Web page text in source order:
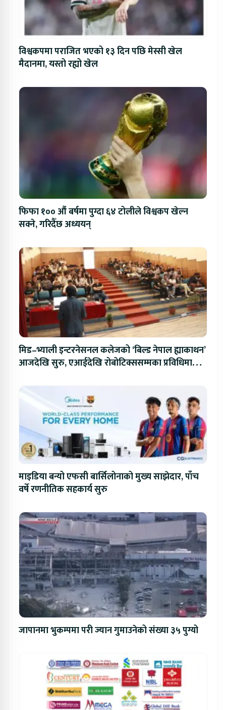
विश्वकपमा पराजित भएको १३ दिन पछि मेस्सी खेल
मैदानमा, यस्तो रह्यो खेल
फिफा १०० औं बर्षमा पुग्दा ६४ टोलीले विश्वकप खेल्न
सक्ने, गरिदैँछ अध्ययन्
मिड–भ्याली इन्टरनेसनल कलेजको ‘बिल्ड नेपाल ह्याकाथन’
आजदेखि सुरु, एआईदेखि रोबोटिक्ससम्मका प्रविधिमा
माइडिया बन्यो एफसी बार्सिलोनाको मुख्य साझेदार, पाँच
वर्षे रणनीतिक सहकार्य सुरु
जापानमा भुकम्पमा परी ज्यान गुमाउनेको संख्या ३५ पुग्यो